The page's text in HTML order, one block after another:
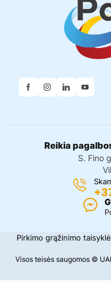
Reikia
S. Fino
Visos teisės saugomos ©
Pirkimo grąžinimo